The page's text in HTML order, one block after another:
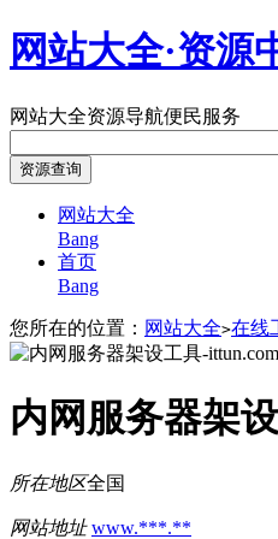
网站大全·资源
网站大全资源导航便民服务
网站大全
Bang
首页
Bang
您所在的位置： 网站大全>在线
内网服务器架
所在地区全国
网站地址 www.***.**